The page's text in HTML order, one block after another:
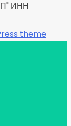
ИНН
theme